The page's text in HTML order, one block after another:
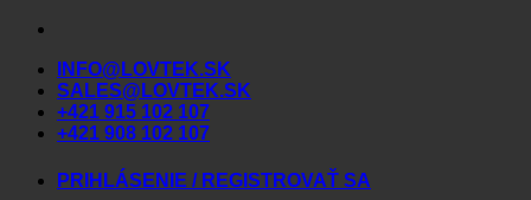
Skip
contentINFO@LOVTEK.SK
SALES@LOVTEK.SK
+421 915 102 107
+421 908 102 107
PRIHLÁSENIE / REGISTROVAŤ SA